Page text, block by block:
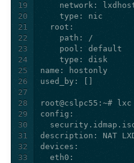
19
20
21
22
23
24
25
26
27
28
29
30
31
32
33